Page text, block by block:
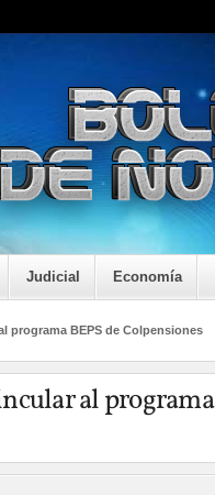
Judicial Economía
programa BEPS de Colpensiones
al programa